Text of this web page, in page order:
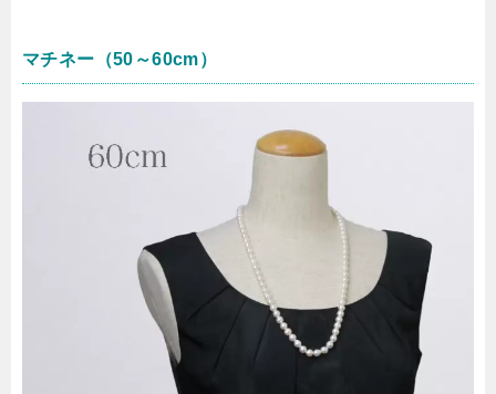
マチネー（50～60cm）